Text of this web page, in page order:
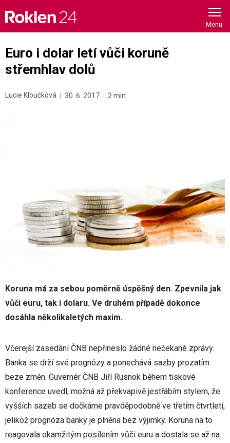
content
Euro i dolar letí vůči koruně
střemhlav dolů
Lucie Kloučková 30. 6. 2017 2 min
Koruna má za sebou poměrně úspěšný den. Zpevnila jak
vůči euru, tak i dolaru. Ve druhém případě dokonce
dosáhla několikaletých maxim.
Včerejší zasedání ČNB nepřineslo žádné nečekané zprávy.
Banka se drží své prognózy a ponechává sazby prozatím
beze změn. Guvernér ČNB Jiří Rusnok během tiskové
konference uvedl, možná až překvapivě jestřábím stylem, že
vyšších sazeb se dočkáme pravděpodobně ve třetím čtvrtletí,
jelikož prognóza banky je plněna bez výjimky. Koruna na to
reagovala okamžitým posílením vůči euru a dostala se až na